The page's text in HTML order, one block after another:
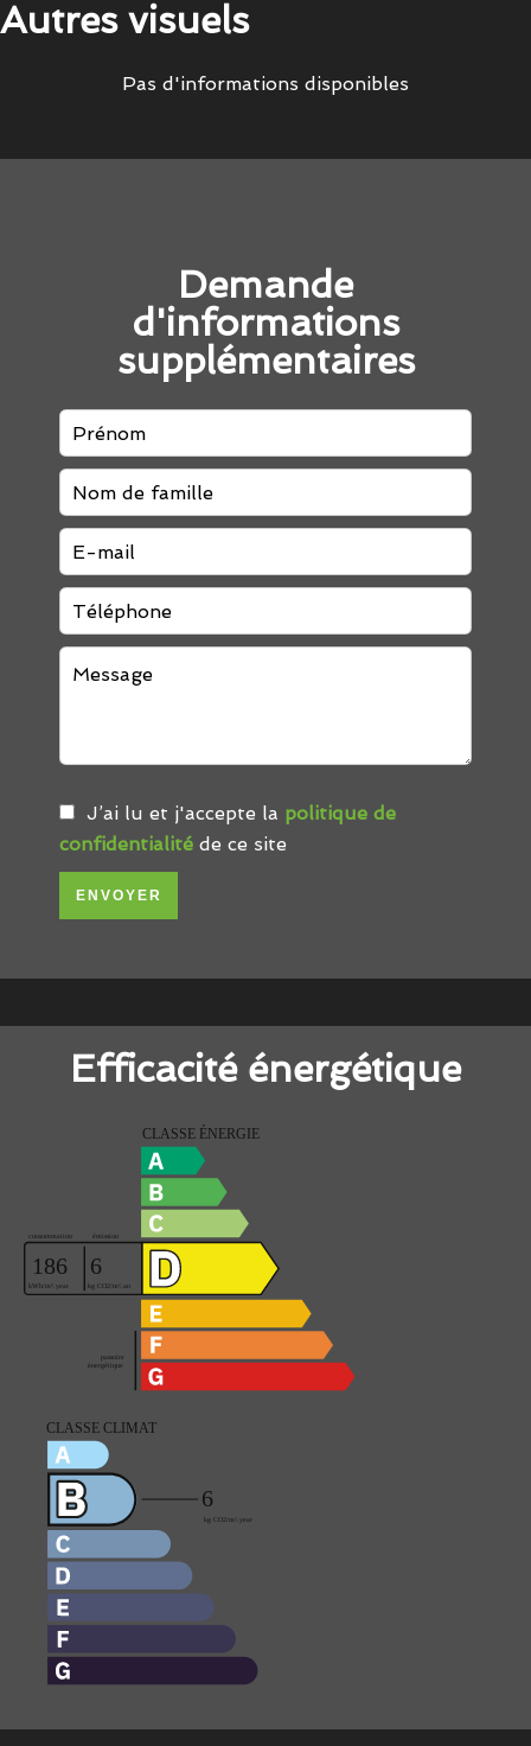
Autres visuels
Pas d'informations disponibles
Demande
d'informations
supplémentaires
J’ai lu et j'accepte la politique de
confidentialité de ce site
ENVOYER
Efficacité énergétique